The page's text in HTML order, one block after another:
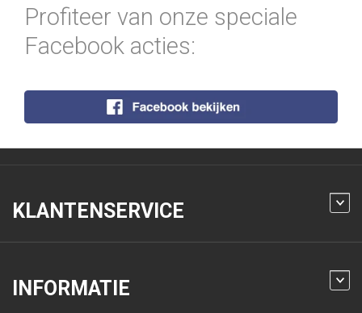
Profiteer van onze speciale
Facebook acties:
KLANTENSERVICE
INFORMATIE